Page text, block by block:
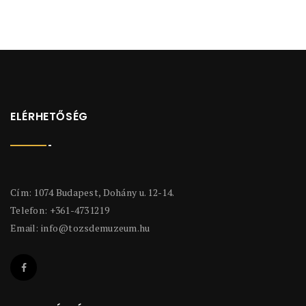
ELÉRHETŐSÉG
Cím: 1074 Budapest, Dohány u. 12-14.
Telefon: +361-4731219
Email: info@tozsdemuzeum.hu